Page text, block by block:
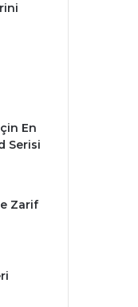
En
Serisi
Zarif